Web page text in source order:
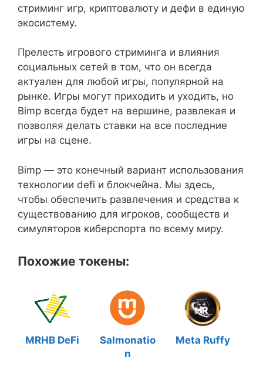
стриминг игр, криптовалюту и дефи в единую
экосистему.
Прелесть игрового стриминга и влияния
социальных сетей в том, что он всегда
актуален для любой игры, популярной на
рынке. Игры могут приходить и уходить, но
Bimp всегда будет на вершине, развлекая и
позволяя делать ставки на все последние
игры на сцене.
Bimp — это конечный вариант использования
технологии defi и блокчейна. Мы здесь,
чтобы обеспечить развлечения и средства к
существованию для игроков, сообществ и
симуляторов киберспорта по всему миру.
Похожие токены:
MRHB DeFi
Salmonatio
n
Meta Ruffy